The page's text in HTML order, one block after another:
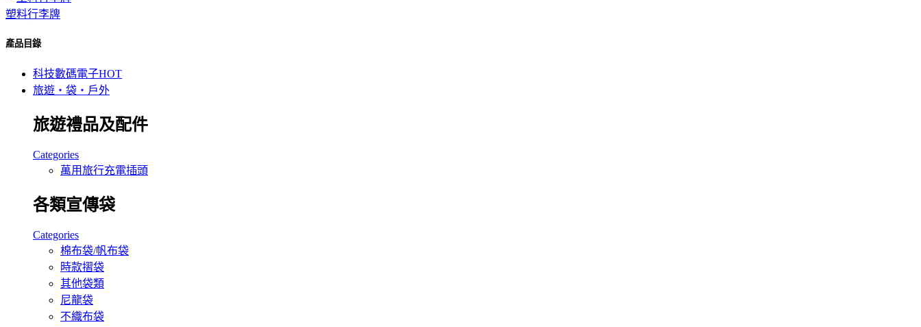
塑料行李牌
產品目錄
科技數碼電子HOT
旅遊‧袋‧戶外
旅遊禮品及配件
Categories
萬用旅行充電插頭
各類宣傳袋
Categories
棉布袋/帆布袋
時款摺袋
其他袋類
尼龍袋
不織布袋